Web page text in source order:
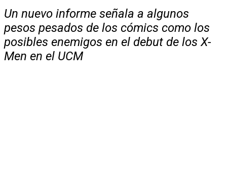
Un nuevo informe señala a algunos
pesos pesados de los cómics como los
posibles enemigos en el debut de los X-
Men en el UCM